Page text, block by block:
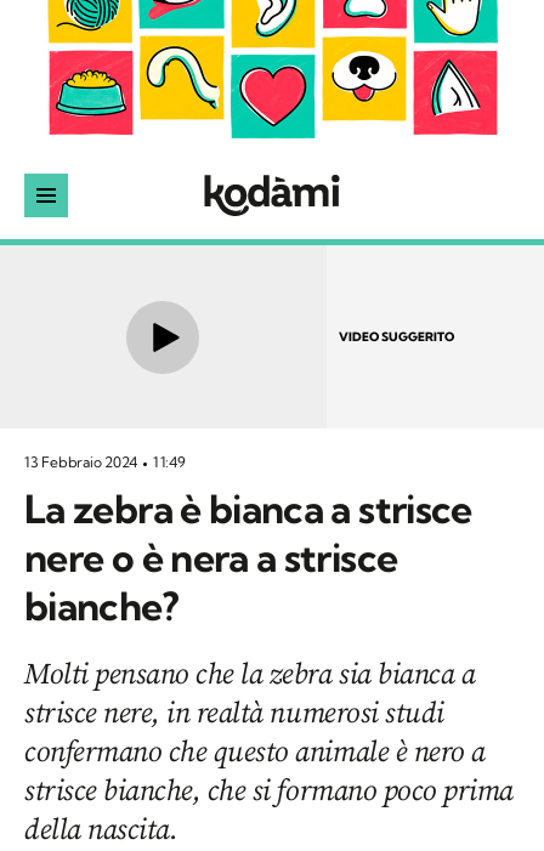
VIDEO SUGGERITO
13 Febbraio 2024 11:49
La zebra è bianca a strisce
nere o è nera a strisce
bianche?
Molti pensano che la zebra sia bianca a
strisce nere, in realtà numerosi studi
confermano che questo animale è nero a
strisce bianche, che si formano poco prima
della nascita.